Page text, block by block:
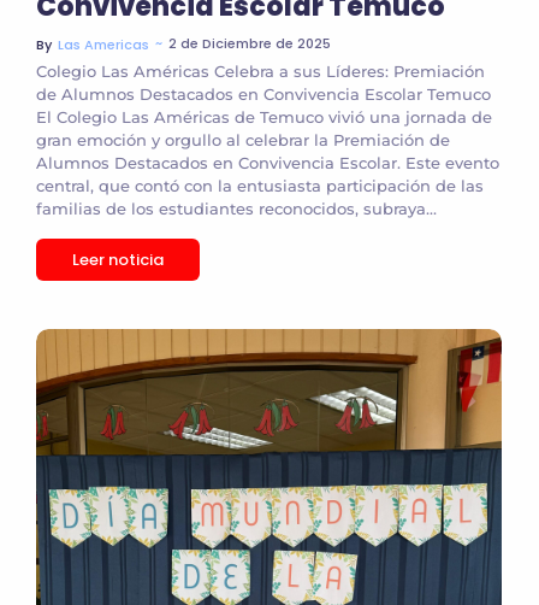
By Las Americas ~ 2 de Diciembre de 2025
Colegio Las Américas Celebra a sus Líderes: Premiación
de Alumnos Destacados en Convivencia Escolar Temuco
El Colegio Las Américas de Temuco vivió una jornada de
gran emoción y orgullo al celebrar la Premiación de
Alumnos Destacados en Convivencia Escolar. Este evento
central, que contó con la entusiasta participación de las
familias de los estudiantes reconocidos, subraya...
Leer noticia